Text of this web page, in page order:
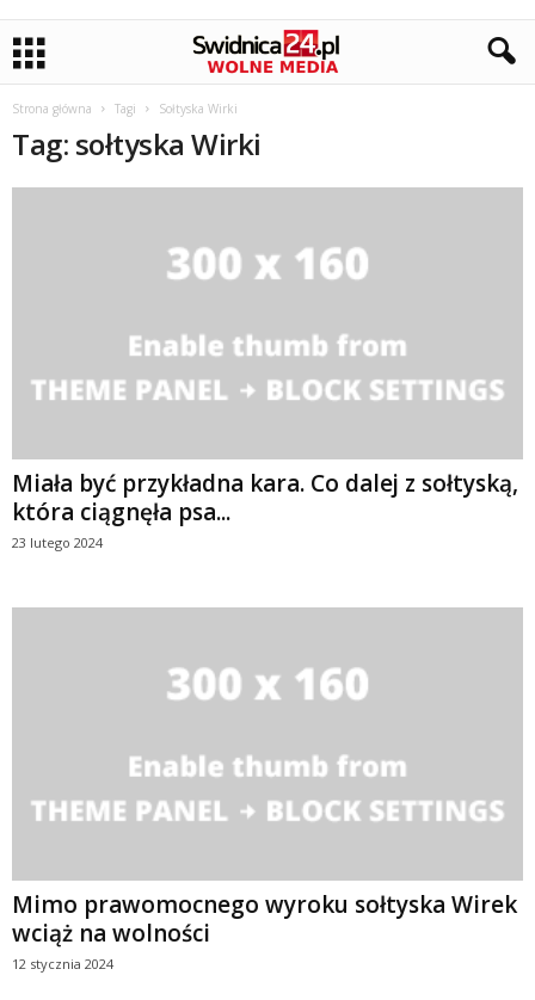
Strona główna Tagi Sołtyska Wirki
Tag: sołtyska Wirki
Miała być przykładna kara. Co dalej z sołtyską,
która ciągnęła psa...
23 lutego 2024
Mimo prawomocnego wyroku sołtyska Wirek
wciąż na wolności
12 stycznia 2024